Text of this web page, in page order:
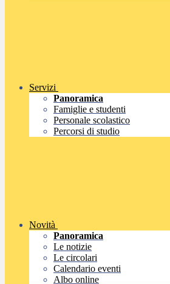
Servizi
Panoramica
Famiglie e studenti
Personale scolastico
Percorsi di studio
Novità
Panoramica
Le notizie
Le circolari
Calendario eventi
Albo online